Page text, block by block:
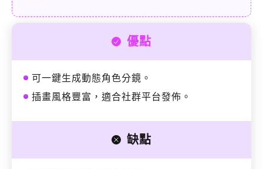
優點
可一鍵生成動態角色分鏡。
插畫風格豐富，適合社群平台發佈。
缺點